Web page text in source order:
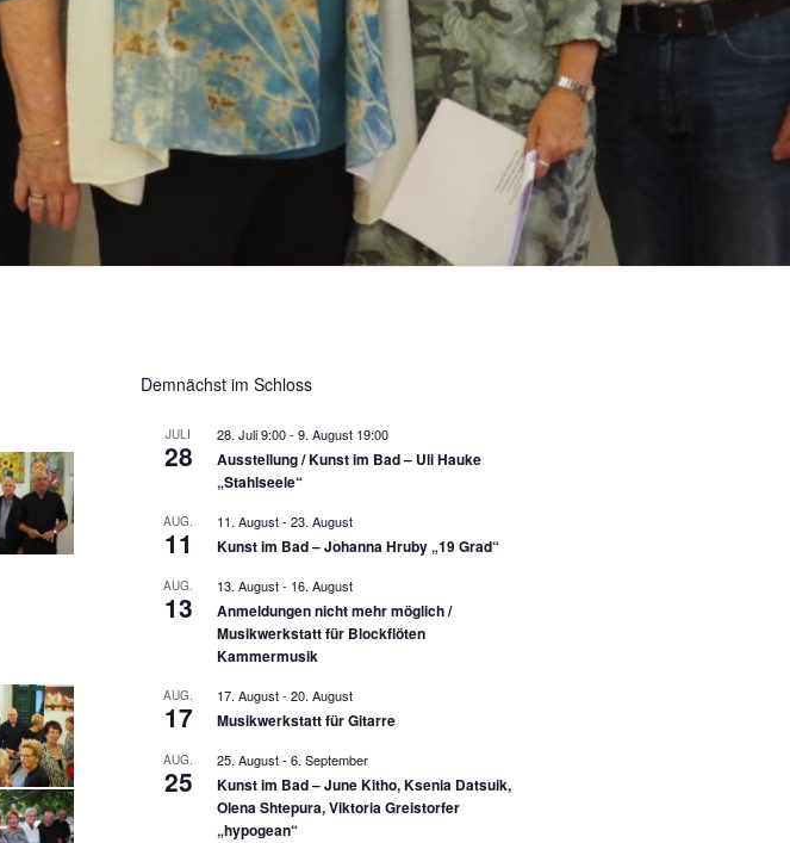
Demnächst im Schloss
JULI
28
28. Juli 9:00- 9. August 19:00
Ausstellung / Kunst im Bad – Uli Hauke
„Stahlseele“
AUG.
11
11. August- 23. August
Kunst im Bad – Johanna Hruby „19 Grad“
AUG.
13
13. August- 16. August
Anmeldungen nicht mehr möglich /
Musikwerkstatt für Blockflöten
Kammermusik
AUG.
17
17. August- 20. August
Musikwerkstatt für Gitarre
AUG.
25
25. August- 6. September
Kunst im Bad – June Kitho, Ksenia Datsuik,
Olena Shtepura, Viktoria Greistorfer
„hypogean“